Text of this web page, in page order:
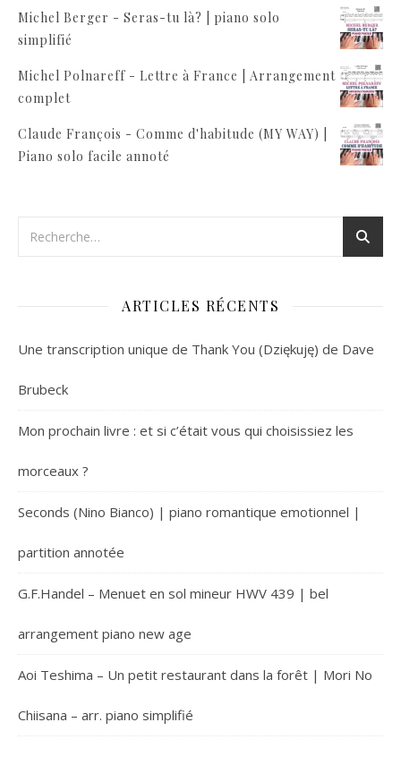
Michel Berger - Seras-tu là? | piano solo
simplifié
Michel Polnareff - Lettre à France | Arrangement
complet
Claude François - Comme d'habitude (MY WAY) |
Piano solo facile annoté
ARTICLES RÉCENTS
Une transcription unique de Thank You (Dziękuję) de Dave
Brubeck
Mon prochain livre : et si c’était vous qui choisissiez les
morceaux ?
Seconds (Nino Bianco) | piano romantique emotionnel |
partition annotée
G.F.Handel – Menuet en sol mineur HWV 439 | bel
arrangement piano new age
Aoi Teshima – Un petit restaurant dans la forêt | Mori No
Chiisana – arr. piano simplifié